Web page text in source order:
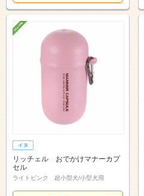
リッチェル おでかけマナーカプ
セル
ライトピンク 超小型犬/小型犬用